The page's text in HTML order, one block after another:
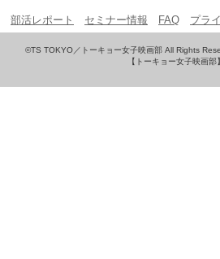
部活レポート セミナー情報 FAQ プラ
©TS TOKYO／トーキョー女子映画部 All Rights
【トーキョー女子映画